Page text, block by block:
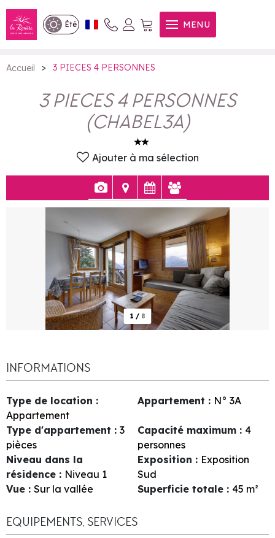
Été MENU
3 PIECES 4 PERSONNES
Accueil > 3 PIECES 4 PERSONNES
3 PIECES 4 PERSONNES
(CHABEL3A)
Ajouter à ma sélection
1 / 8
INFORMATIONS
Type de location :
Appartement
Appartement : N° 3A
Type d'appartement : 3
pièces
Capacité maximum : 4
personnes
Niveau dans la
résidence : Niveau 1
Exposition : Exposition
Sud
Vue : Sur la vallée Superficie totale : 45 m²
EQUIPEMENTS, SERVICES